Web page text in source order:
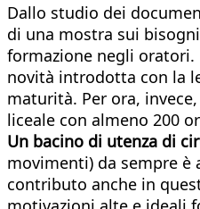
Dallo studio dei
di una mostra sui
formazione negli oratori.
novità introdotta con la
maturità. Per ora,
liceale con almeno 200
Un bacino di utenza di
movimenti) da sempre è
contributo anche in